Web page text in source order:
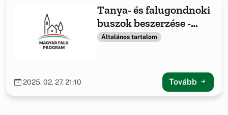
Tanya- és falugondnoki
buszok beszerzése -
2021
Általános tartalom
2025. 02. 27. 21:10 Tovább